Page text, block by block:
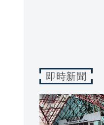
即時新聞